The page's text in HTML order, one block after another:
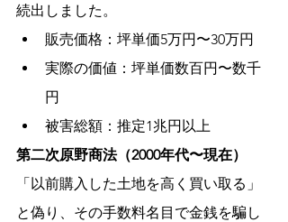
続出しました。
販売価格：坪単価5万円〜30万円
実際の価値：坪単価数百円〜数千
円
被害総額：推定1兆円以上
第二次原野商法（2000年代〜現在）
「以前購入した土地を高く買い取る」
と偽り、その手数料名目で金銭を騙し